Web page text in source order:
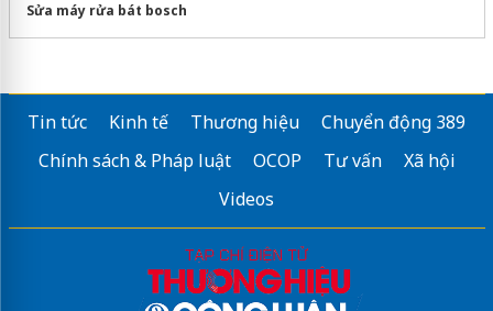
Sửa máy rửa bát bosch
Tin tức Kinh tế Thương hiệu
Chuyển động 389
Chính sách & Pháp luật
OCOP Tư vấn
Xã hội
Videos